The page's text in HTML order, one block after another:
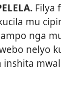
Filya
mu
nga
nelyo